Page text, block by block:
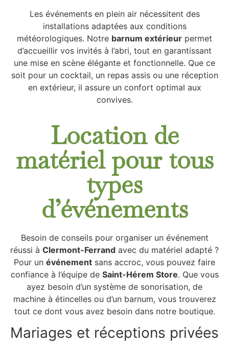
Les événements en plein air nécessitent des
installations adaptées aux conditions
météorologiques. Notre barnum extérieur permet
d’accueillir vos invités à l’abri, tout en garantissant
une mise en scène élégante et fonctionnelle. Que ce
soit pour un cocktail, un repas assis ou une réception
en extérieur, il assure un confort optimal aux
convives.
Location de
matériel pour tous
types
d’événements
Besoin de conseils pour organiser un événement
réussi à Clermont-Ferrand avec du matériel adapté ?
Pour un événement sans accroc, vous pouvez faire
confiance à l’équipe de Saint-Hérem Store. Que vous
ayez besoin d’un système de sonorisation, de
machine à étincelles ou d’un barnum, vous trouverez
tout ce dont vous avez besoin dans notre boutique.
Mariages et réceptions privées